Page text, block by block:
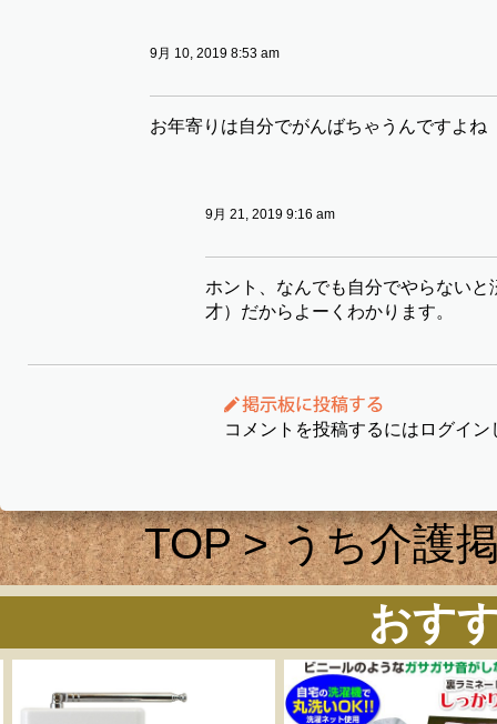
9月 10, 2019 8:53 am
お年寄りは自分でがんばちゃうんですよね
9月 21, 2019 9:16 am
ホント、なんでも自分でやらない
才）だからよーくわかります。
コメントを投稿するにはログイン
TOP>うち介護
おす